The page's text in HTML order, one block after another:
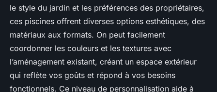
le style du jardin et les préférences des propriétaires,
ces piscines offrent diverses options esthétiques, des
matériaux aux formats. On peut facilement
coordonner les couleurs et les textures avec
l’aménagement existant, créant un espace extérieur
qui reflète vos goûts et répond à vos besoins
fonctionnels. Ce niveau de personnalisation aide à